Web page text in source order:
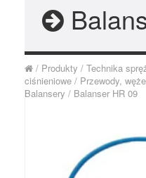
/ Produkty / Technika
ciśnieniowe / Przewody,
Balansery / Balanser HR 09